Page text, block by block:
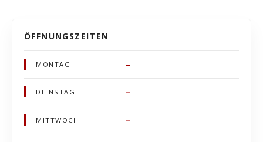
ÖFFNUNGSZEITEN
MONTAG –
DIENSTAG –
MITTWOCH –